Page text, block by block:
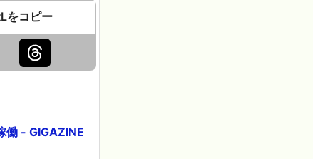
をコピー
働 - GIGAZINE